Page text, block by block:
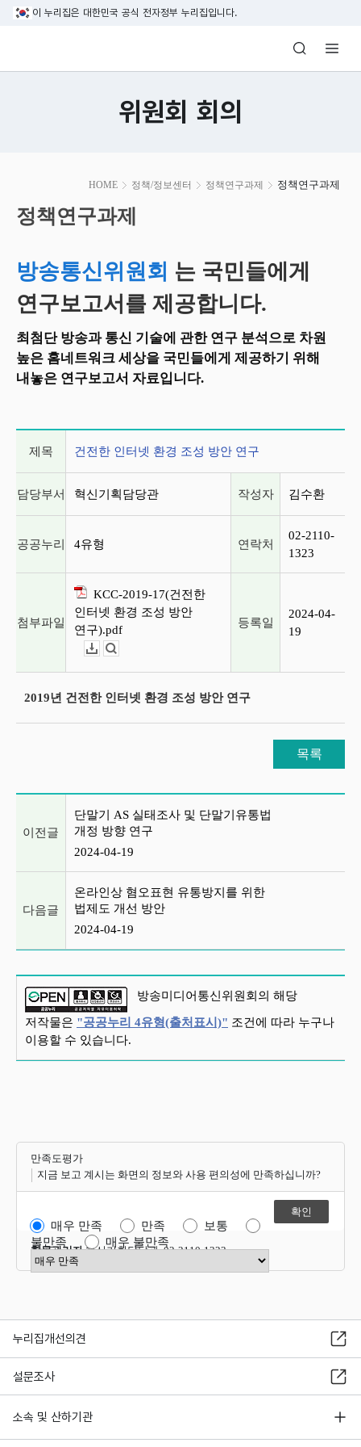
본문 바로가기
이 누리집은 대한민국 공식 전자정부 누리집입니다.
방송미디어통신위원회 Korea Media
위원회 회의
HOME 정책/정보센터 정책연구과제 정책연구과제
시
작
정책연구과제
방송통신위원회 는 국민들에게
연구보고서를 제공합니다.
최첨단 방송과 통신 기술에 관한 연구 분석으로 차원
높은 홈네트워크 세상을 국민들에게 제공하기 위해
내놓은 연구보고서 자료입니다.
제목 건전한 인터넷 환경 조성 방안 연구
담당부서 혁신기획담당관 작성자 김수환
공공누리 4유형 연락처
02-2110-
1323
첨부파일
KCC-2019-17(건전한
인터넷 환경 조성 방안
연구).pdf
등록일
2024-04-
19
2019년 건전한 인터넷 환경 조성 방안 연구
목록
이전글
단말기 AS 실태조사 및 단말기유통법
개정 방향 연구
2024-04-19
다음글
온라인상 혐오표현 유통방지를 위한
법제도 개선 방안
2024-04-19
방송미디어통신위원회의 해당
저작물은 "공공누리 4유형(출처표시)" 조건에 따라 누구나
이용할 수 있습니다.
만족도평가
지금 보고 계시는 화면의 정보와 사용 편의성에 만족하십니까?
매우 만족 만족
보통
불만족
매우 불만족
만족도 점수 선택
항목관리자혁신기획담당관 02-2110-1323
누리집개선의견
설문조사
소속 및 산하기관